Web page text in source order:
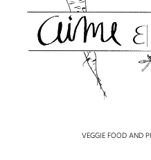
VEGGIE FOOD AND